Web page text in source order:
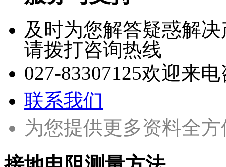
及时为您解答疑惑解
请拨打咨询热线
027-83307125欢迎来电
联系我们
为您提供更多资料全